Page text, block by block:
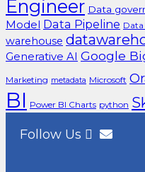
Engineer Data
Model Data Pipeline
warehouse
Generative AI Google
Marketing metadata Microsoft
BI Power BI Charts python
Follow Us